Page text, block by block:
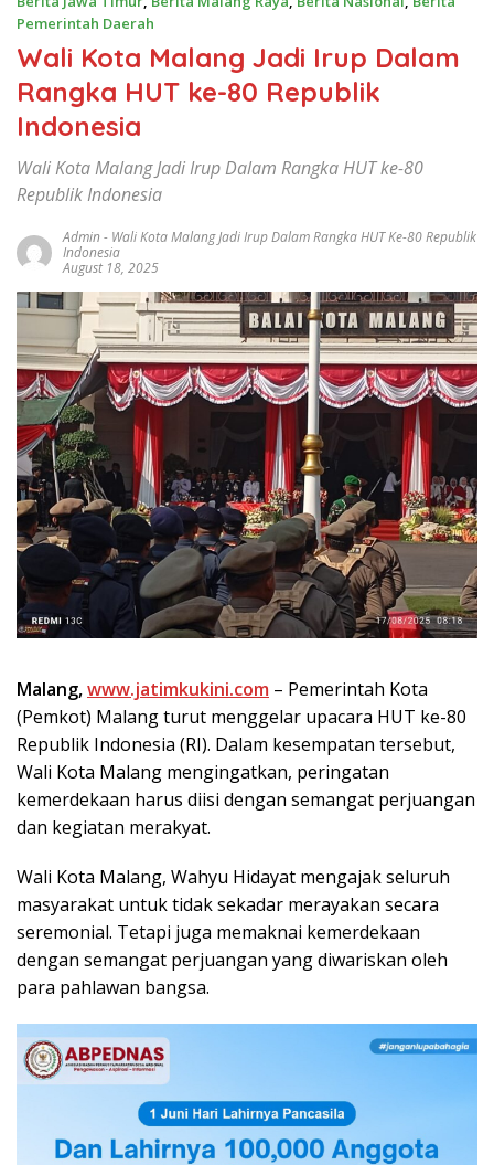
Pemerintah Daerah
Wali Kota Malang Jadi Irup Dalam
Rangka HUT ke-80 Republik
Indonesia
Wali Kota Malang Jadi Irup Dalam Rangka HUT ke-80
Republik Indonesia
Admin- Wali Kota Malang Jadi Irup Dalam Rangka HUT Ke-80 Republik
Indonesia
August 18, 2025
Malang,www.jatimkukini.com – Pemerintah Kota
(Pemkot) Malang turut menggelar upacara HUT ke-80
Republik Indonesia (RI). Dalam kesempatan tersebut,
Wali Kota Malang mengingatkan, peringatan
kemerdekaan harus diisi dengan semangat perjuangan
dan kegiatan merakyat.
Wali Kota Malang, Wahyu Hidayat mengajak seluruh
masyarakat untuk tidak sekadar merayakan secara
seremonial. Tetapi juga memaknai kemerdekaan
dengan semangat perjuangan yang diwariskan oleh
para pahlawan bangsa.